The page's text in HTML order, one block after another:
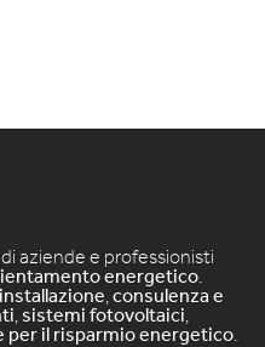
aziende e professionisti
energetico
installazione consulenza e
sistemi fotovoltaici
per il risparmio energetico